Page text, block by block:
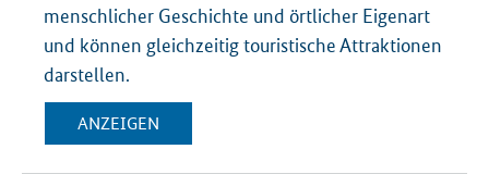
menschlicher Geschichte und örtlicher Eigenart
und können gleichzeitig touristische Attraktionen
darstellen.
ANZEIGEN